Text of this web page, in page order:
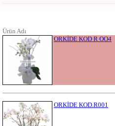
Ürün Adı
ORKİDE KOD R OO4
ORKİDE KOD.R001